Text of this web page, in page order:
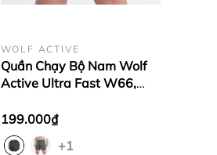
WOLF ACTIVE
Quần Chạy Bộ Nam Wolf
Active Ultra Fast W66,
Vải Nhẹ, Quick Dry
199.000₫
+1